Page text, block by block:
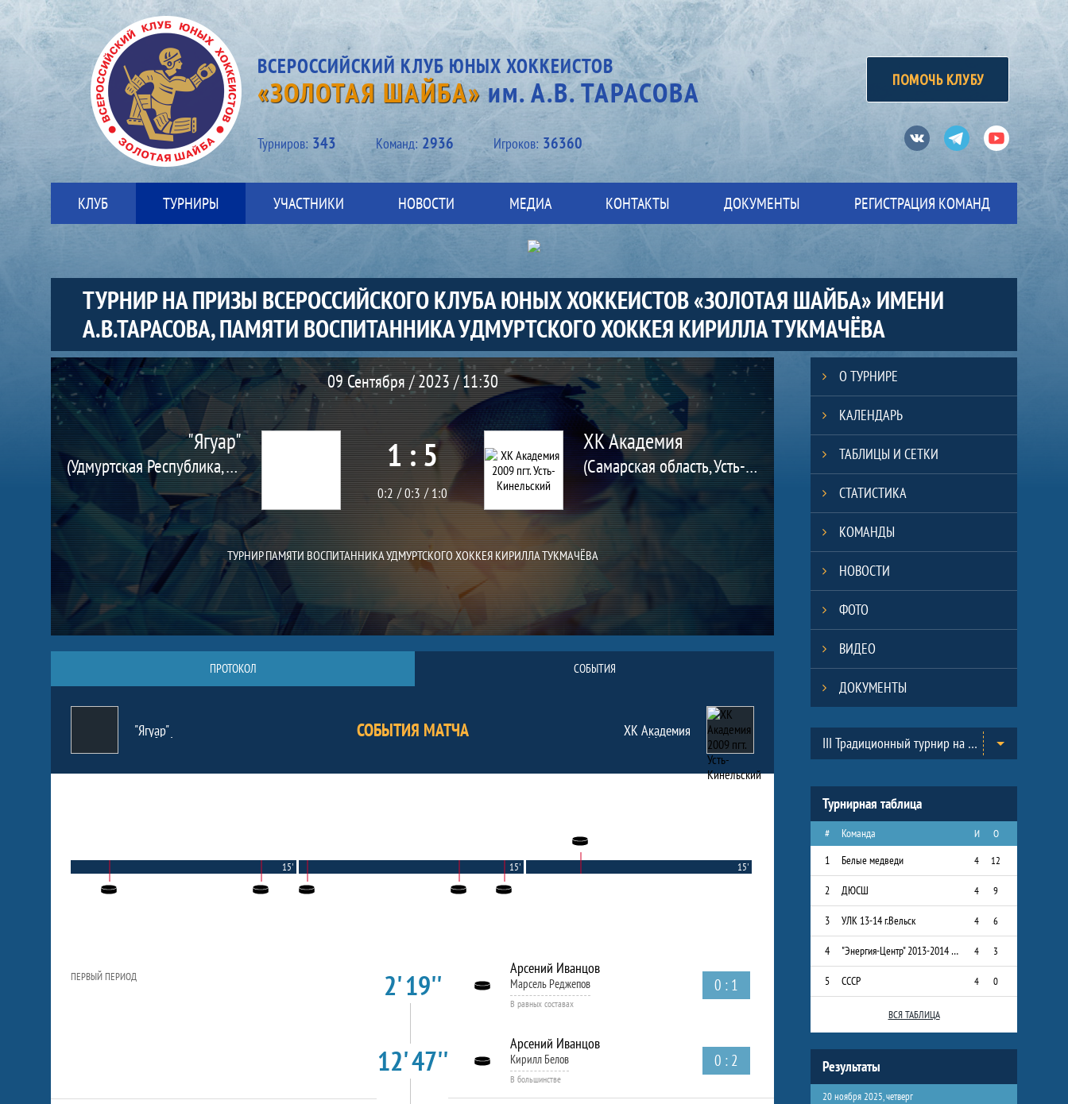
ВСЕРОССИЙСКИЙ КЛУБ ЮНЫХ ХОККЕИСТОВ
«ЗОЛОТАЯ ШАЙБА»им. А.В. ТАРАСОВА
Турниров: 343 Kоманд: 2936 Игроков: 36360
ПОМОЧЬ КЛУБУ
ВконтактеТелеграмЮтуб
КЛУБ ТУРНИРЫ УЧАСТНИКИ НОВОСТИ МЕДИА КОНТАКТЫ ДОКУМЕНТЫ РЕГИСТРАЦИЯ КОМАНД
ТУРНИР НА ПРИЗЫ ВСЕРОССИЙСКОГО КЛУБА ЮНЫХ ХОККЕИСТОВ «ЗОЛОТАЯ ШАЙБА» ИМЕНИ
А.В.ТАРАСОВА, ПАМЯТИ ВОСПИТАННИКА УДМУРТСКОГО ХОККЕЯ КИРИЛЛА ТУКМАЧЁВА
Матч
09 Сентября / 2023 / 11:30
"Ягуар"
(Удмуртская Республика, Ува п.) 1 : 5
0:2 0:3 1:0
ХК Академия
(Самарская область, Усть-Кинельский пгт.)
ТУРНИР ПАМЯТИ ВОСПИТАННИКА УДМУРТСКОГО ХОККЕЯ КИРИЛЛА ТУКМАЧЁВА
ПРОТОКОЛ СОБЫТИЯ
"Ягуар" СОБЫТИЯ МАТЧА ХК Академия
15' 15' 15'
ПЕРВЫЙ ПЕРИОД 2' 19'' Арсений Иванцов
Марсель Реджепов
В равных составах
0 : 1
12' 47'' Арсений Иванцов
Кирилл Белов
В большинстве
0 : 2
О ТУРНИРЕ
КАЛЕНДАРЬ
ТАБЛИЦЫ И СЕТКИ
СТАТИСТИКА
КОМАНДЫ
НОВОСТИ
ФОТО
ВИДЕО
ДОКУМЕНТЫ
Таблицы турнира III Традиционный турнир на призы Всероссийского Клуба юных хоккеистов «Золотая шайба» им. А.В. Тарасова в г.Черноголовка. (2013-2014)
Турнирная таблица
# Команда И О
1 Белые медведи 4 12
2 ДЮСШ 4 9
3 УЛК 13-14 г.Вельск 4 6
4 "Энергия-Центр" 2013-2014 г.р. 4 3
5 СССР 4 0
ВСЯ ТАБЛИЦА
Результаты
20 ноября 2025, четверг